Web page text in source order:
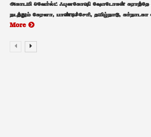
அகாடமி &வேர்ல்ட் ஃபுனகோஷி ஷோடோகன் கராத்தே
நடத்தும் கேரளா, பாண்டிச்சேரி, தமிழ்நாடு,
More